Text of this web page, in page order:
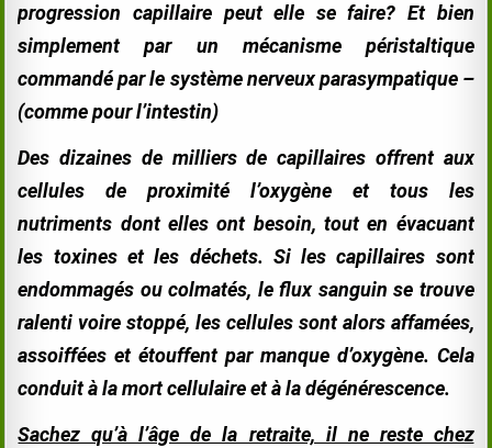
progression capillaire peut elle se faire? Et bien
simplement par un mécanisme péristaltique
commandé par le système nerveux parasympatique –
(comme pour l’intestin)
Des dizaines de milliers de capillaires offrent aux
cellules de proximité l’oxygène et tous les
nutriments dont elles ont besoin, tout en évacuant
les toxines et les déchets. Si les capillaires sont
endommagés ou colmatés, le flux sanguin se trouve
ralenti voire stoppé, les cellules sont alors affamées,
assoiffées et étouffent par manque d’oxygène. Cela
conduit à la mort cellulaire et à la dégénérescence.
Sachez qu’à l’âge de la retraite, il ne reste chez